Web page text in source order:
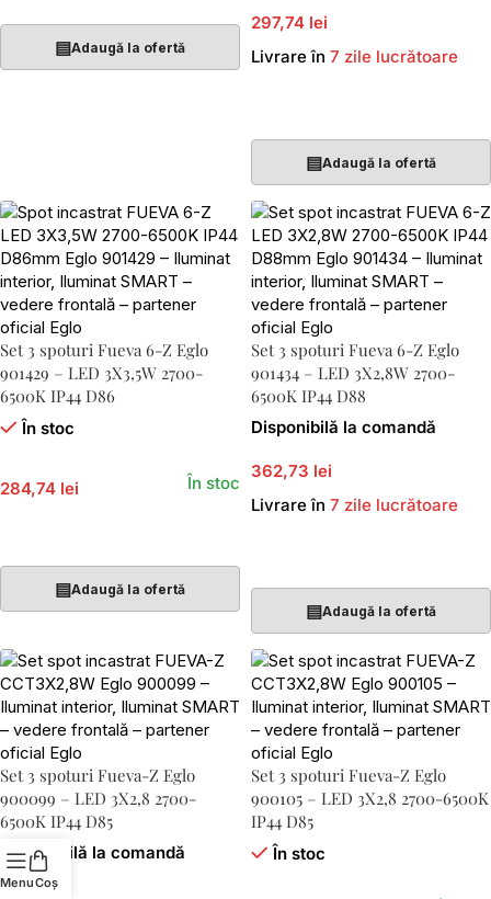
▤Adaugă la ofertă
297,74 lei
Livrare în 7 zile lucrătoare
▤Adaugă la ofertă
Set 3 spoturi Fueva 6-Z Eglo
901429 – LED 3X3,5W 2700-
6500K IP44 D86
În stoc
284,74 lei În stoc
▤Adaugă la ofertă
Set 3 spoturi Fueva 6-Z Eglo
901434 – LED 3X2,8W 2700-
6500K IP44 D88
Disponibilă la comandă
362,73 lei
Livrare în 7 zile lucrătoare
▤Adaugă la ofertă
Set 3 spoturi Fueva-Z Eglo
900099 – LED 3X2,8 2700-
6500K IP44 D85
Disponibilă la comandă
Set 3 spoturi Fueva-Z Eglo
900105 – LED 3X2,8 2700-6500K
IP44 D85
În stoc
MenuCoș